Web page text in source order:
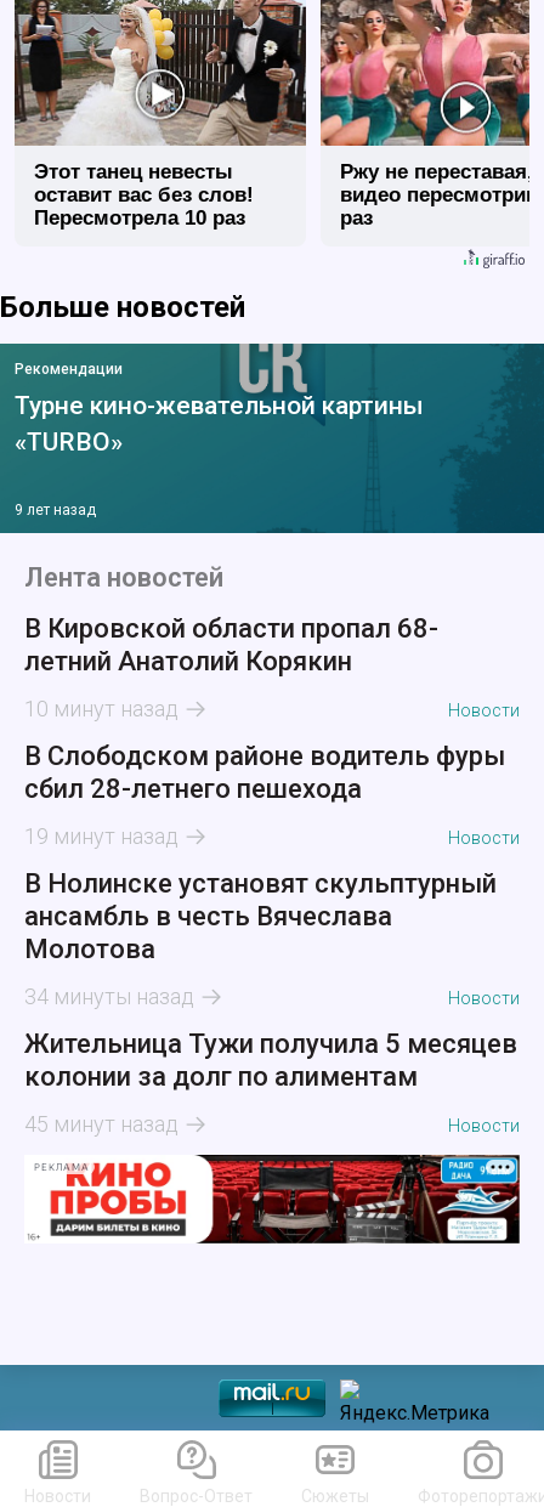
Этот танец невесты
оставит вас без слов!
Пересмотрела 10 раз
Ржу не переставая,
видео
раз
Больше новостей
Рекомендации
Турне кино-жевательной картины
«TURBO»
9 лет назад
Лента новостей
В Кировской области пропал 68-
летний Анатолий Корякин
10 минут назад Новости
В Слободском районе водитель фуры
сбил 28-летнего пешехода
19 минут назад Новости
В Нолинске установят скульптурный
ансамбль в честь Вячеслава
Молотова
34 минуты назад Новости
Жительница Тужи получила 5 месяцев
колонии за долг по алиментам
45 минут назад Новости
РЕКЛАМА
Новости Вопрос-Ответ Сюжеты